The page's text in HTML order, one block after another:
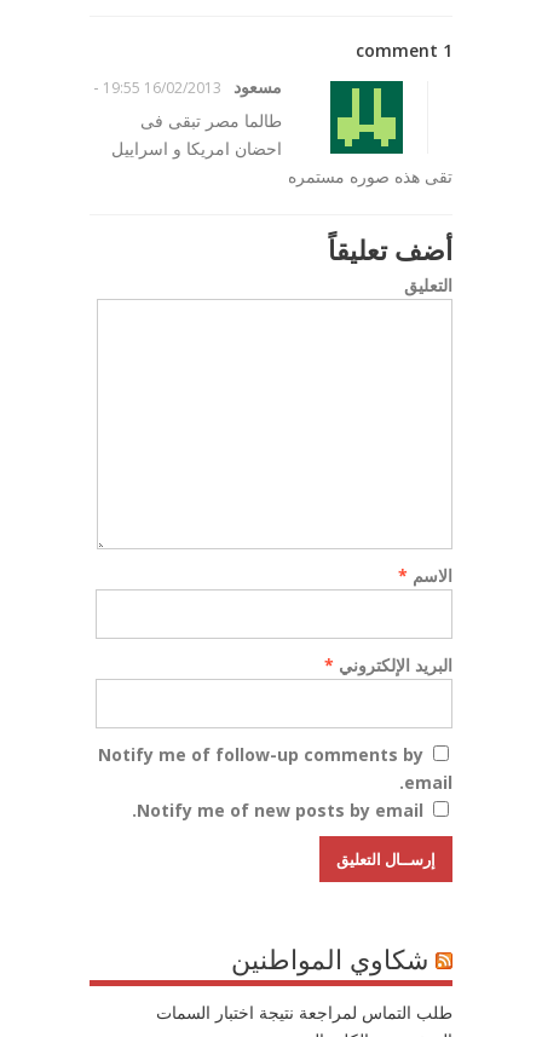
1 comment
مسعود
16/02/2013 19:55
-
طالما مصر تبقی فی
احضان امریکا و اسراییل
تقی هذه صوره مستمره
أضف تعليقاً
التعليق
الاسم *
البريد الإلكتروني *
Notify me of follow-up comments by
email.
Notify me of new posts by email.
شكاوي المواطنين
طلب التماس لمراجعة نتيجة اختبار السمات